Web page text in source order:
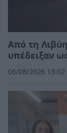
Από τη
υπέδειξαν
06/08/2026 13:02